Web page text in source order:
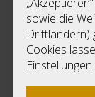
oder
Wir liefern
aus. Dazu
5242 Birr-
sowie die
Drittländern)
Cookies